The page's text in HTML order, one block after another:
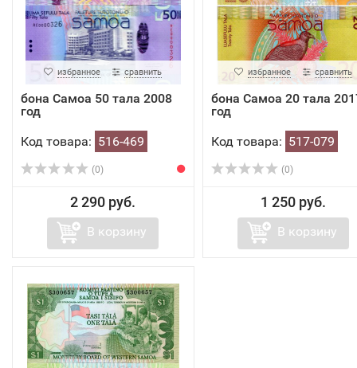
избранное сравнить
бона Самоа 50 тала 2008
год
Код товара: 516-469
(0)
2 290 руб.
В корзину
избранное сравнить
бона Самоа 20 тала
год
Код товара: 517-079
(0)
1 250 руб.
В корзину